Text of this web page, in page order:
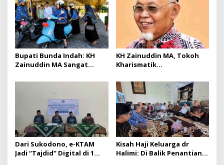
Bupati Bunda Indah: KH
Zainuddin MA Sangat
KH Zainuddin MA, Tokoh
Kharismatik
Berpulang
Dari Sukodono, e-KTAM
Jadi “Tajdid” Digital di 1
Kisah Haji Keluarga dr
Halimi: Di Balik Penantian